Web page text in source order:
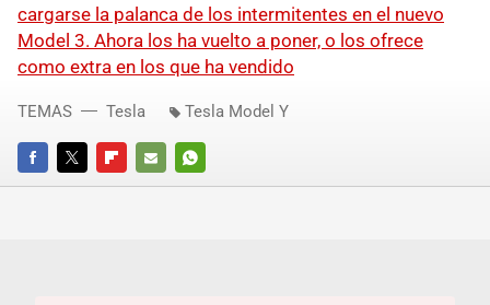
cargarse la palanca de los intermitentes en el nuevo
Model 3. Ahora los ha vuelto a poner, o los ofrece
como extra en los que ha vendido
FACEBOOKTWITTERFLIPBOARD
E-
WHATSAPP
TEMAS Tesla Tesla Model Y